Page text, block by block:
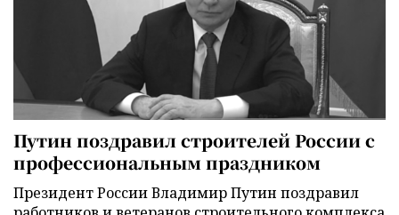
Путин поздравил строителей России с
профессиональным праздником
Президент России Владимир Путин поздравил